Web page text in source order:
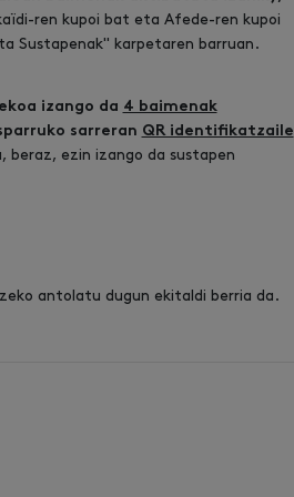
ren kupoi bat eta Afede-ren kupoi
Sustapenak" karpetaren barruan.
izango da 4 baimenak
sarreran QR identifikatzaile
beraz, ezin izango da sustapen
antolatu dugun ekitaldi berria da.